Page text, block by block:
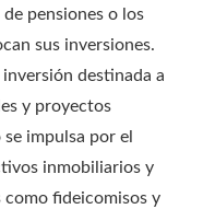
pensiones o los
sus inversiones.
inversión destinada a
y proyectos
impulsa por el
inmobiliarios y
fideicomisos y